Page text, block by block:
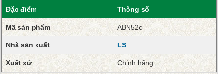
Đặc điểm Thông số
Mã sản phẩm ABN52c
Nhà sản xuất LS
Xuất xứ Chính hãng